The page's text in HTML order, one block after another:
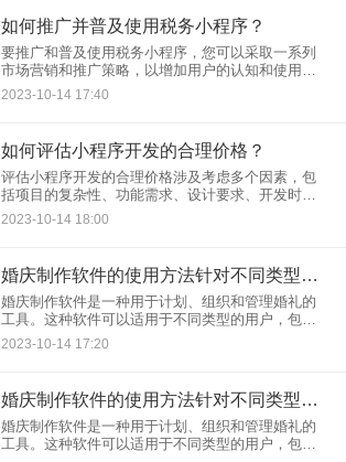
如何推广并普及使用税务小程序？
要推广和普及使用税务小程序，您可以采取一系列
市场营销和推广策略，以增加用户的认知和使用
率。以下是一些方法：
2023-10-14 17:40
如何评估小程序开发的合理价格？
评估小程序开发的合理价格涉及考虑多个因素，包
括项目的复杂性、功能需求、设计要求、开发时
间、开发团队的技能水平和所在地区的成本。以下
是一些考虑因素，以帮助您确定小程序开发的合理
2023-10-14 18:00
婚庆制作软件的使用方法针对不同类型的用户
婚庆制作软件是一种用于计划、组织和管理婚礼的
工具。这种软件可以适用于不同类型的用户，包括
新人、婚礼策划师和婚礼供应商。以下是针对不同
用户类型的婚庆制作软件的使用方法：
2023-10-14 17:20
婚庆制作软件的使用方法针对不同类型的用户
婚庆制作软件是一种用于计划、组织和管理婚礼的
工具。这种软件可以适用于不同类型的用户，包括